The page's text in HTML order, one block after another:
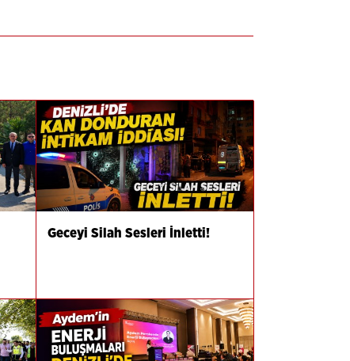
Geceyi Silah Sesleri İnletti!